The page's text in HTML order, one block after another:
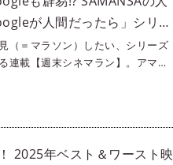
が人間だったら」シリー
（＝マラソン）したい、シリーズ
連載【週末シネマラン】。アマプ
singles編集部メンバーが各々おす
ろい作品も大好物！ な筆者uto
人間だったら」シリーズをご紹介
2025年ベスト＆ワースト映